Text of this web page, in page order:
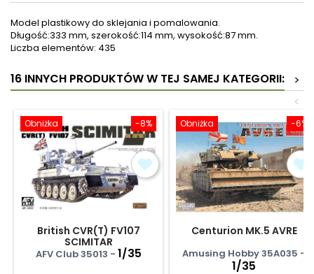
Model plastikowy do sklejania i pomalowania.
Długość:333 mm, szerokość:114 mm, wysokość:87 mm.
Liczba elementów: 435
16 INNYCH PRODUKTÓW W TEJ SAMEJ KATEGORII:
>
<
-8%
Obniżka
British CVR(T) FV107
SCIMITAR
AFV Club 35013 - 1/35
-6%
Obniżka
Centurion MK.5 AVRE
Amusing Hobby 35A035 -
1/35